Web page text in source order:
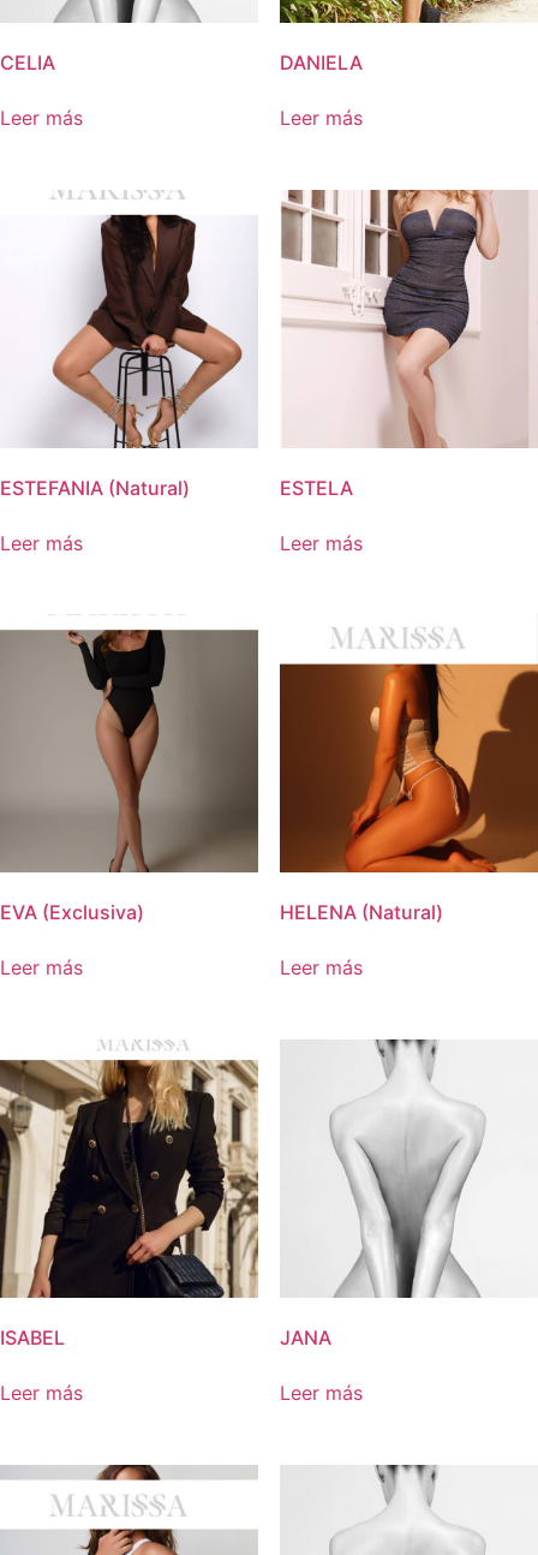
CELIA
Leer más
DANIELA
Leer más
ESTEFANIA (Natural)
Leer más
ESTELA
Leer más
EVA (Exclusiva)
Leer más
HELENA (Natural)
Leer más
ISABEL
Leer más
JANA
Leer más